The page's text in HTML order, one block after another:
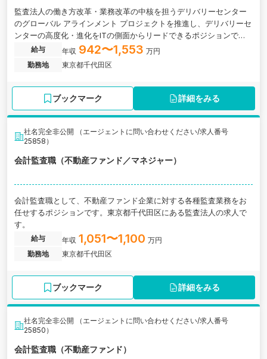
監査法人の働き方改革・業務改革の中核を担うデリバリーセンター
のグローバル アラインメント プロジェクトを推進し、デリバリーセ
ンターの高度化・進化をITの側面からリードできるポジションで
給与 年収 942〜1,553 万円
勤務地
東京都千代田区
ブックマーク 詳細をみる
社名完全非公開 （エージェントに問い合わせください/求人番号
25858）
会計監査職（不動産ファンド／マネジャー）
会計監査職として、不動産ファンド企業に対する各種監査業務をお
任せするポジションです。東京都千代田区にある監査法人の求人で
す。
給与 年収 1,051〜1,100 万円
勤務地
東京都千代田区
ブックマーク 詳細をみる
社名完全非公開 （エージェントに問い合わせください/求人番号
25850）
会計監査職（不動産ファンド）